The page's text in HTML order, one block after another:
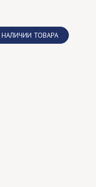
ТОВАРА